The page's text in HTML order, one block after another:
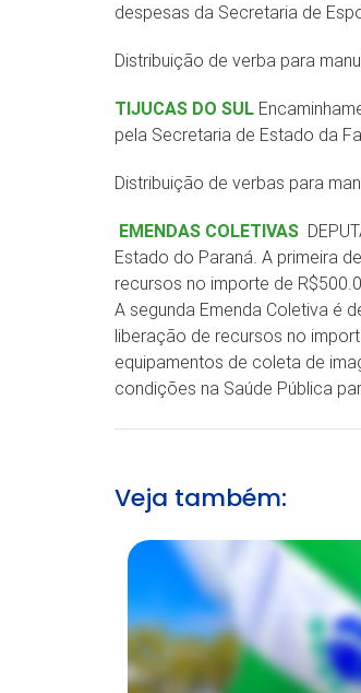
despesas da Secretaria de
Distribuição de verba para
TIJUCAS DO SUL
pela Secretaria de Estado da
Distribuição de verbas para
EMENDAS COLETIVAS
Estado do Paraná. A primeira
recursos no importe de
A segunda Emenda Coletiva é
liberação de recursos no
equipamentos de coleta de
condições na Saúde Pública
Veja também: